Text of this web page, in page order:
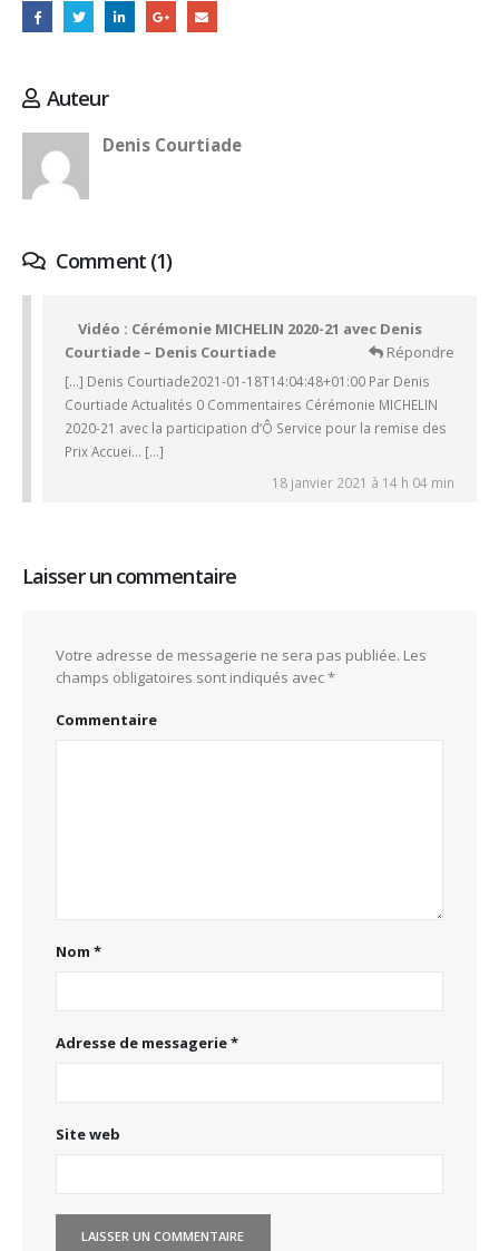
Auteur
Denis Courtiade
Comment (1)
Vidéo : Cérémonie MICHELIN 2020-21 avec Denis
Courtiade – Denis Courtiade
Répondre
[…] Denis Courtiade2021-01-18T14:04:48+01:00 Par Denis
Courtiade Actualités 0 Commentaires Cérémonie MICHELIN
2020-21 avec la participation d’Ô Service pour la remise des
Prix Accuei… […]
18 janvier 2021 à 14 h 04 min
Laisser un commentaire
Votre adresse de messagerie ne sera pas publiée. Les
champs obligatoires sont indiqués avec*
Commentaire
Nom *
Adresse de messagerie*
Site web